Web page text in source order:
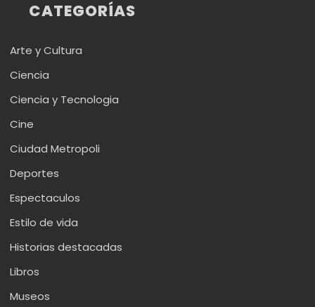
CATEGORÍAS
Arte y Cultura
Ciencia
Ciencia y Tecnologia
Cine
Ciudad Metropoli
Deportes
Espectaculos
Estilo de vida
Historias destacadas
Libros
Museos